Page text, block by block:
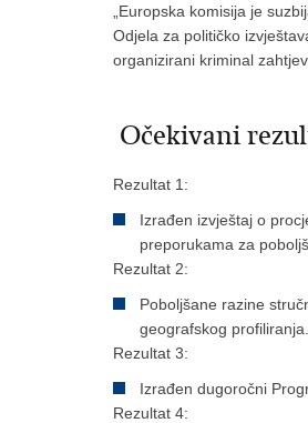
„Europska komisija je
Odjela za političko
organizirani kriminal
Očekivani
Rezultat 1:
Izrađen izvještaj o
preporukama za
Rezultat 2:
Poboljšane razine
geografskog profiliranja.
Rezultat 3:
Izrađen dugoročni
Rezultat 4: